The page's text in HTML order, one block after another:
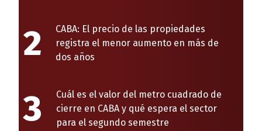
2
CABA: El precio de las propiedades
registra el menor aumento en más de
dos años
3
Cuál es el valor del metro cuadrado de
cierre en CABA y qué espera el sector
para el segundo semestre